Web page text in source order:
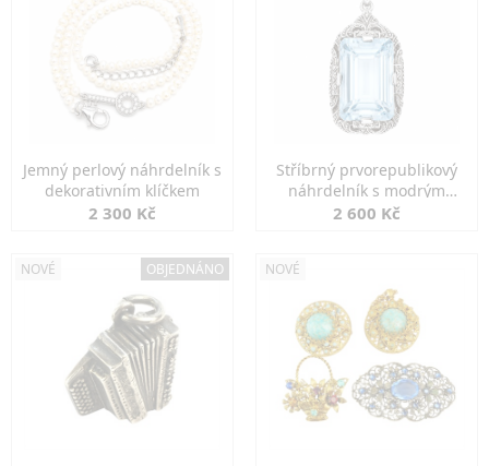
Jemný perlový náhrdelník s
dekorativním klíčkem
2 300 Kč
Stříbrný prvorepublikový
náhrdelník s modrým
spinelem
2 600 Kč
NOVÉ OBJEDNÁNO NOVÉ